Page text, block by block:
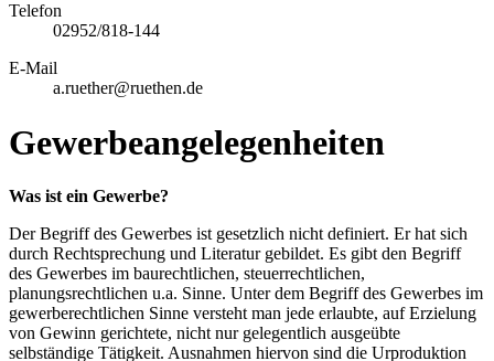
Telefon
02952/818-144
E-Mail
a.ruether@ruethen.de
Gewerbeangelegenheiten
Was ist ein Gewerbe?
Der Begriff des Gewerbes ist gesetzlich nicht definiert. Er hat sich
durch Rechtsprechung und Literatur gebildet. Es gibt den Begriff
des Gewerbes im baurechtlichen, steuerrechtlichen,
planungsrechtlichen u.a. Sinne. Unter dem Begriff des Gewerbes im
gewerberechtlichen Sinne versteht man jede erlaubte, auf Erzielung
von Gewinn gerichtete, nicht nur gelegentlich ausgeübte
selbständige Tätigkeit. Ausnahmen hiervon sind die Urproduktion